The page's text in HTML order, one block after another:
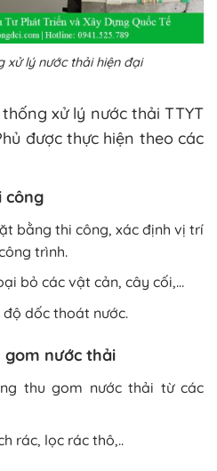
xử lý nước thải hiện đại
xử lý nước thải TTYT
được thực hiện theo các
công
bằng thi công, xác định vị trí
trình.
bỏ các vật cản, cây cối,…
dốc thoát nước.
nước thải
thu gom nước thải từ các
rác, lọc rác thô,..